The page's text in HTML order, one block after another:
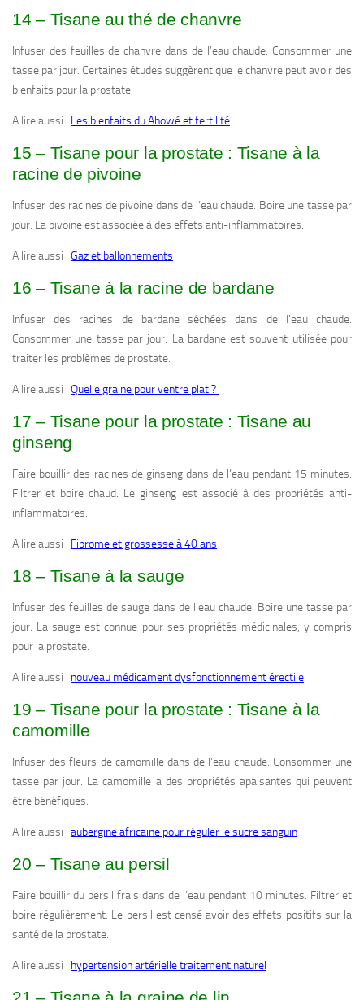
14 – Tisane au thé de chanvre
Infuser des feuilles de chanvre dans de l’eau chaude. Consommer une
tasse par jour. Certaines études suggèrent que le chanvre peut avoir des
bienfaits pour la prostate.
A lire aussi : Les bienfaits du Ahowé et fertilité
15 – Tisane pour la prostate : Tisane à la
racine de pivoine
Infuser des racines de pivoine dans de l’eau chaude. Boire une tasse par
jour. La pivoine est associée à des effets anti-inflammatoires.
A lire aussi : Gaz et ballonnements
16 – Tisane à la racine de bardane
Infuser des racines de bardane séchées dans de l’eau chaude.
Consommer une tasse par jour. La bardane est souvent utilisée pour
traiter les problèmes de prostate.
A lire aussi : Quelle graine pour ventre plat ?
17 – Tisane pour la prostate : Tisane au
ginseng
Faire bouillir des racines de ginseng dans de l’eau pendant 15 minutes.
Filtrer et boire chaud. Le ginseng est associé à des propriétés anti-
inflammatoires.
A lire aussi : Fibrome et grossesse à 40 ans
18 – Tisane à la sauge
Infuser des feuilles de sauge dans de l’eau chaude. Boire une tasse par
jour. La sauge est connue pour ses propriétés médicinales, y compris
pour la prostate.
A lire aussi : nouveau médicament dysfonctionnement érectile
19 – Tisane pour la prostate : Tisane à la
camomille
Infuser des fleurs de camomille dans de l’eau chaude. Consommer une
tasse par jour. La camomille a des propriétés apaisantes qui peuvent
être bénéfiques.
A lire aussi : aubergine africaine pour réguler le sucre sanguin
20 – Tisane au persil
Faire bouillir du persil frais dans de l’eau pendant 10 minutes. Filtrer et
boire régulièrement. Le persil est censé avoir des effets positifs sur la
santé de la prostate.
A lire aussi : hypertension artérielle traitement naturel